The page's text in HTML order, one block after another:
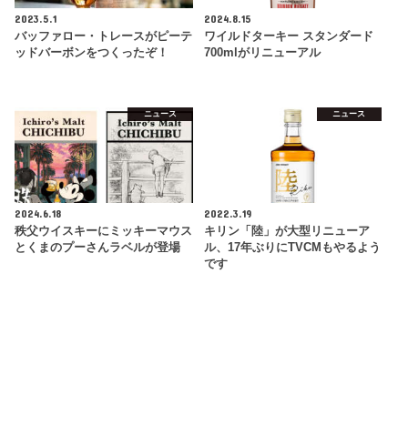
2023.5.1
バッファロー・トレースがピーテ
ッドバーボンをつくったぞ！
2024.8.15
ワイルドターキー スタンダード
700mlがリニューアル
ニュース
2024.6.18
秩父ウイスキーにミッキーマウス
とくまのプーさんラベルが登場
ニュース
2022.3.19
キリン「陸」が大型リニューア
ル、17年ぶりにTVCMもやるよう
です